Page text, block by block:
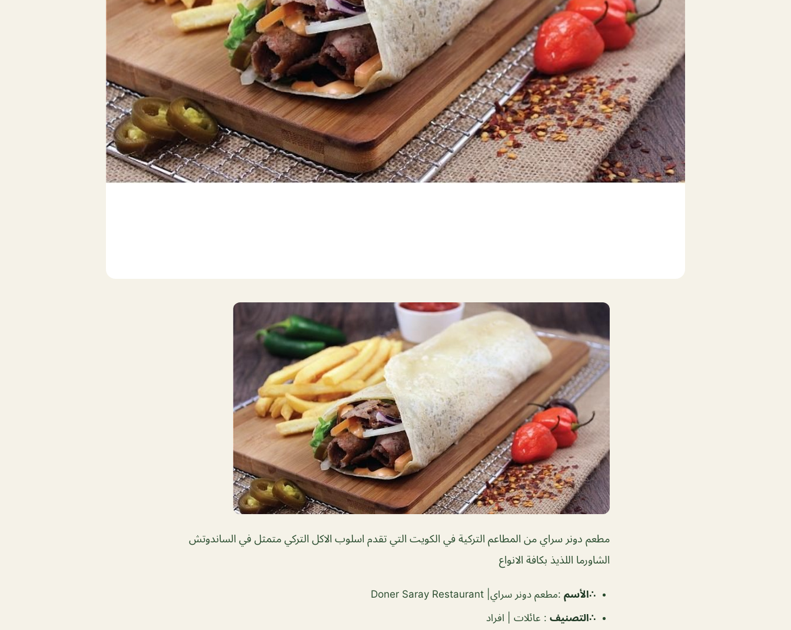
مطعم دونر سراي من المطاعم التركية في الكويت التي تقدم اسلوب الاكل التركي متمثل في الساندوتش
الشاورما اللذيذ بكافة الانواع
∴الأسم :مطعم دونر سراي| Doner Saray Restaurant
∴التصنيف : عائلات | افراد